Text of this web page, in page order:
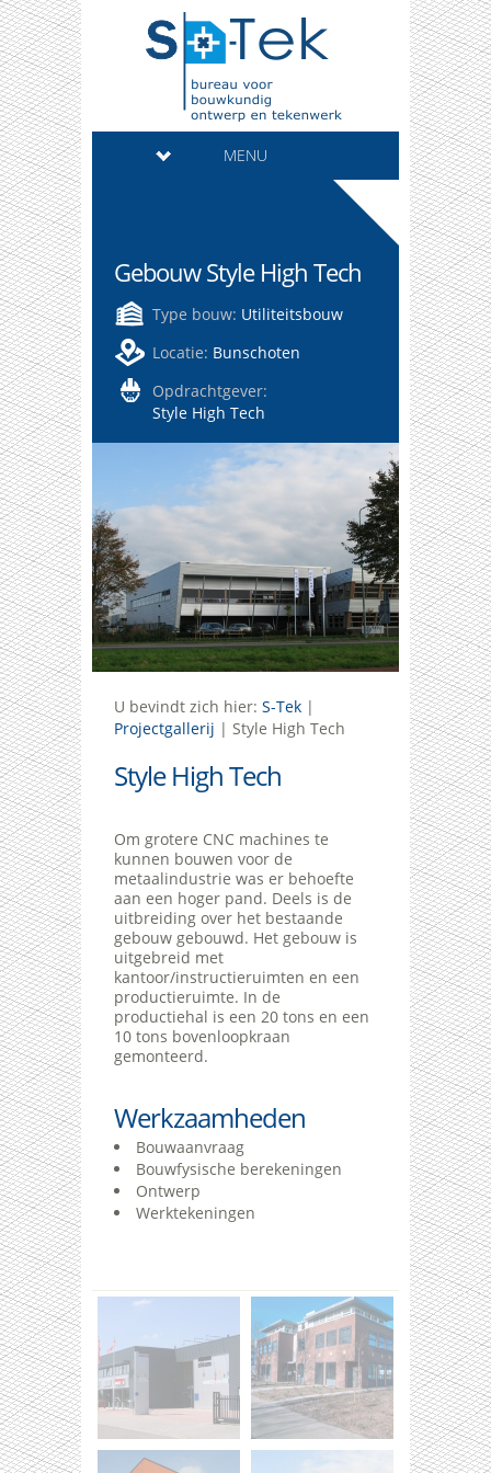
MENU
Gebouw Style High Tech
Type bouw: Utiliteitsbouw
Locatie: Bunschoten
Opdrachtgever:
Style High Tech
U bevindt zich hier: S-Tek |
Projectgallerij | Style High Tech
Style High Tech
Om grotere CNC machines te
kunnen bouwen voor de
metaalindustrie was er behoefte
aan een hoger pand. Deels is de
uitbreiding over het bestaande
gebouw gebouwd. Het gebouw is
uitgebreid met
kantoor/instructieruimten en een
productieruimte. In de
productiehal is een 20 tons en een
10 tons bovenloopkraan
gemonteerd.
Werkzaamheden
Bouwaanvraag
Bouwfysische berekeningen
Ontwerp
Werktekeningen